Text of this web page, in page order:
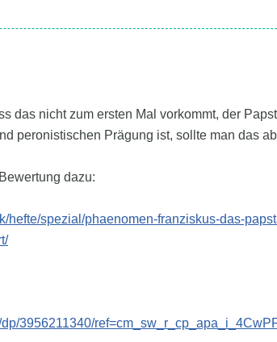
das nicht zum ersten Mal vorkommt, der
peronistischen Prägung ist, sollte man das
dazu:
hefte/spezial/phaenomen-franziskus-das-
3956211340/